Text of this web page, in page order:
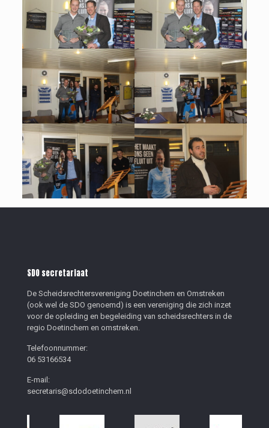
SDO secretariaat
De Scheidsrechtersvereniging Doetinchem en Omstreken
(ook wel de SDO genoemd) is een vereniging die zich inzet
voor de opleiding en begeleiding van scheidsrechters in de
regio Doetinchem en omstreken.
Telefoonnummer:
06 53166534
E-mail:
secretaris@sdodoetinchem.nl